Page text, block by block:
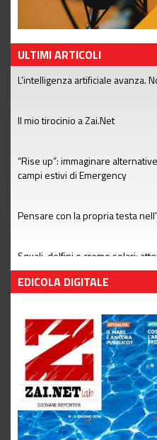
ULTIMI ARTICOLI
L’intelligenza artificiale avanza.
Il mio tirocinio a Zai.Net
“Rise up”: immaginare
campi estivi di Emergency
Pensare con la propria testa
Squali, delfini e creme solari:
EDICOLA DIGITALE